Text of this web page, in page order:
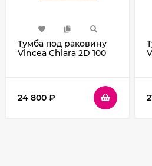
Тумба под раковину
Vincea Chiara 2D 100
24 800 ₽